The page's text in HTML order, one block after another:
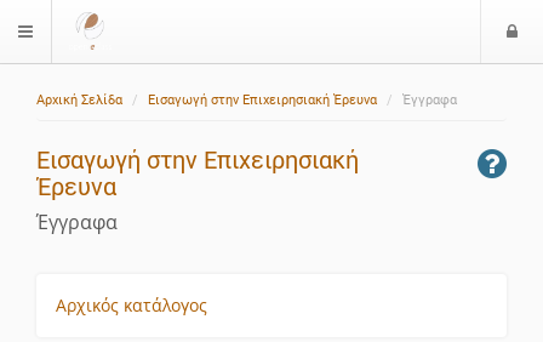
$langMenu
Αρχική Σελίδα Εισαγωγή στην Επιχειρησιακή Έρευνα Έγγραφα
Εισαγωγή στην Επιχειρησιακή
Έρευνα
Έγγραφα
Αρχικός κατάλογος